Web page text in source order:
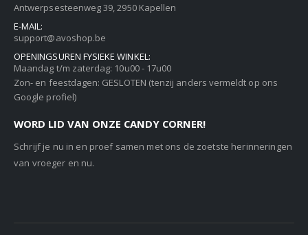
Antwerpsesteenweg 39, 2950 Kapellen
E-MAIL:
support@avoshop.be
OPENINGSUREN FYSIEKE WINKEL:
Maandag t/m zaterdag: 10u00 - 17u00
Zon- en feestdagen: GESLOTEN (tenzij anders vermeldt op ons
Google profiel)
WORD LID VAN ONZE CANDY CORNER!
Schrijf je nu in en proef samen met ons de zoetste herinneringen
van vroeger en nu.